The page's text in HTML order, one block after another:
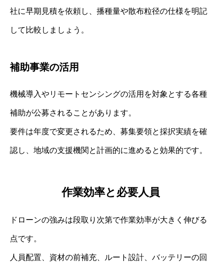
社に早期見積を依頼し、播種量や散布粒径の仕様を明記
して比較しましょう。
補助事業の活用
機械導入やリモートセンシングの活用を対象とする各種
補助が公募されることがあります。
要件は年度で変更されるため、募集要領と採択実績を確
認し、地域の支援機関と計画的に進めると効果的です。
作業効率と必要人員
ドローンの強みは段取り次第で作業効率が大きく伸びる
点です。
人員配置、資材の前補充、ルート設計、バッテリーの回